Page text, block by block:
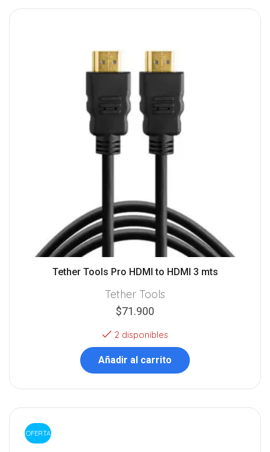
Tether Tools Pro HDMI to HDMI 3 mts
Tether Tools
$71.900
2 disponibles
Añadir al carrito
OFERTA